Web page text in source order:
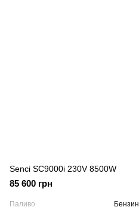
Senci SC9000i 230V 8500W
85 600 грн
Паливо
Бензин